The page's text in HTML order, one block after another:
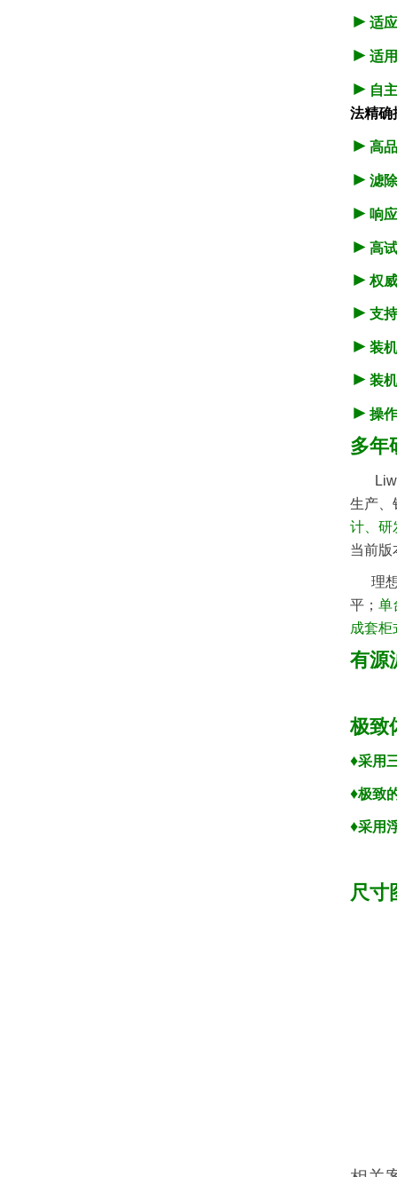
► 适
► 适
► 自
法精确
► 高
► 滤
► 响
► 高
►权
► 支
► 装机
► 装机
► 操
多年
生产、
计、研
当前版
理想
平； 单
成套
有源
极致
♦采用
♦极致
♦采用
尺寸